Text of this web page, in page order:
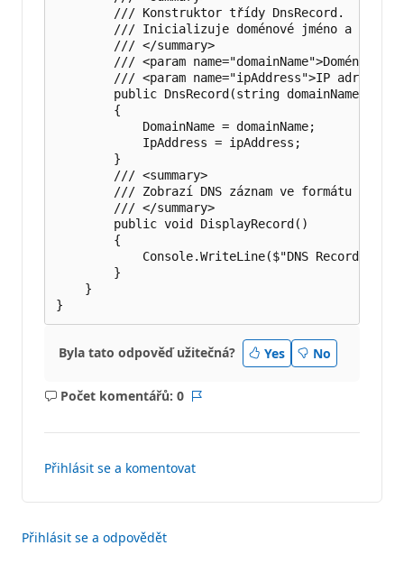
        /// Konstruktor třídy DnsRecord.
/// Inicializuje doménové jméno a IP
        /// </summary>
/// <param name="domainName">Doménové
/// <param name="ipAddress">IP
public DnsRecord(string domainName,
        {
            DomainName = domainName;
            IpAddress = ipAddress;
        }
        /// <summary>
/// Zobrazí DNS záznam ve formátu
        /// </summary>
        public void DisplayRecord()
        {
Console.WriteLine($"DNS Record:
        }
    }
Byla tato odpověď užitečná? Yes No
Počet komentářů: 0
Žádné
Přihlásit se a komentovat
Přihlásit se a odpovědět